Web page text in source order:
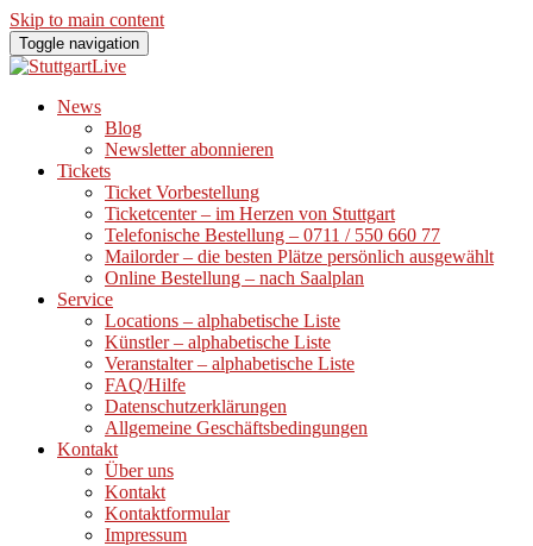
Skip to main content
Toggle navigation
News
Blog
Newsletter abonnieren
Tickets
Ticket Vorbestellung
Ticketcenter – im Herzen von Stuttgart
Telefonische Bestellung – 0711 / 550 660 77
Mailorder – die besten Plätze persönlich ausgewählt
Online Bestellung – nach Saalplan
Service
Locations – alphabetische Liste
Künstler – alphabetische Liste
Veranstalter – alphabetische Liste
FAQ/Hilfe
Datenschutzerklärungen
Allgemeine Geschäftsbedingungen
Kontakt
Über uns
Kontakt
Kontaktformular
Impressum